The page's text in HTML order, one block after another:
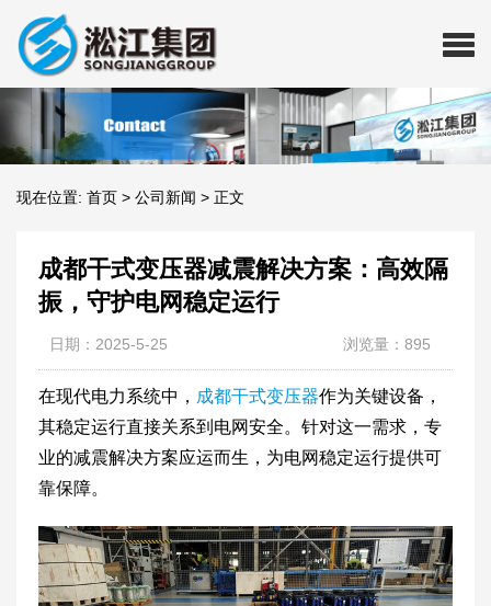
现在位置: 首页 > 公司新闻 > 正文
成都干式变压器减震解决方案：高效隔
振，守护电网稳定运行
日期：2025-5-25 浏览量：895
在现代电力系统中， 成都干式变压器作为关键设备，
其稳定运行直接关系到电网安全。针对这一需求，专
业的减震解决方案应运而生，为电网稳定运行提供可
靠保障。